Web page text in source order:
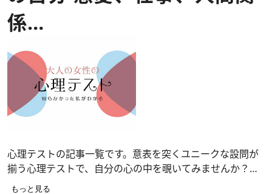
係…
心理テストの記事一覧です。意表を突くユニークな設問が
揃う心理テストで、自分の心の中を覗いてみませんか？
恋愛、仕事、人間関係の深層心理……、自分でも気づかな
もっと見る